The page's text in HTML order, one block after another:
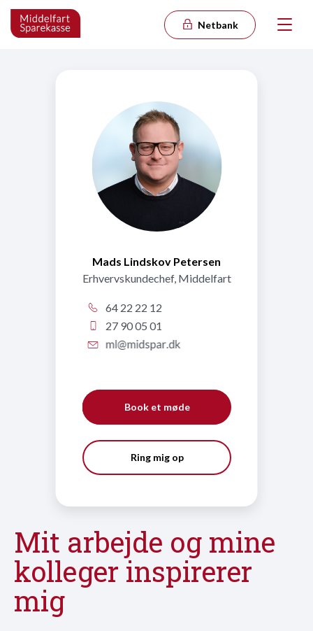
Netbank
Mads Lindskov Petersen
Erhvervskundechef, Middelfart
64 22 22 12
27 90 05 01
Book et møde
Ring mig op
Mit arbejde og mine
kolleger inspirerer
mig